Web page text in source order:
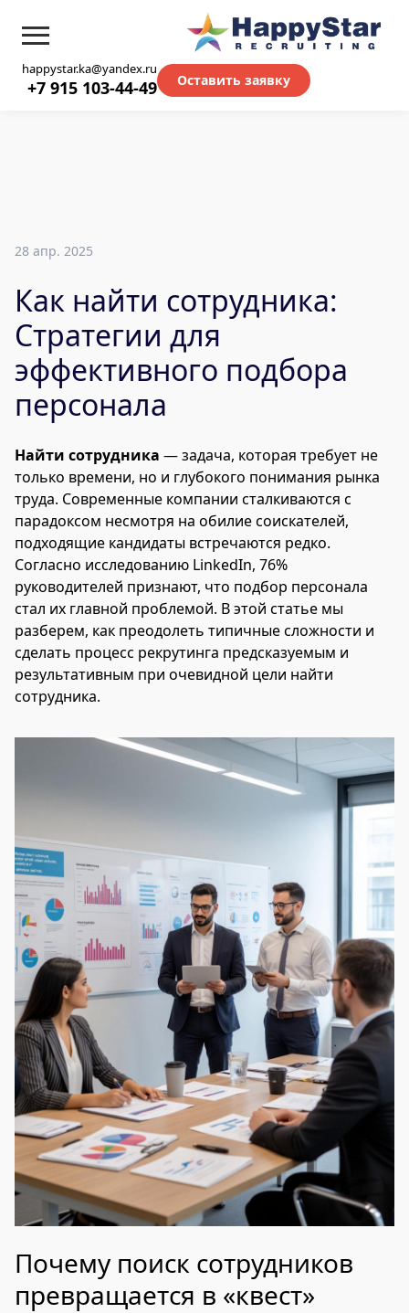
28 апр. 2025
Как найти сотрудника:
Стратегии для
эффективного подбора
персонала
Найти сотрудника — задача, которая требует не
только времени, но и глубокого понимания рынка
труда. Современные компании сталкиваются с
парадоксом несмотря на обилие соискателей,
подходящие кандидаты встречаются редко.
Согласно исследованию LinkedIn, 76%
руководителей признают, что подбор персонала
стал их главной проблемой. В этой статье мы
разберем, как преодолеть типичные сложности и
сделать процесс рекрутинга предсказуемым и
результативным при очевидной цели найти
сотрудника.
Почему поиск сотрудников
превращается в «квест»
happystar.ka@yandex.ru
+7 915 103-44-49 Оставить заявку